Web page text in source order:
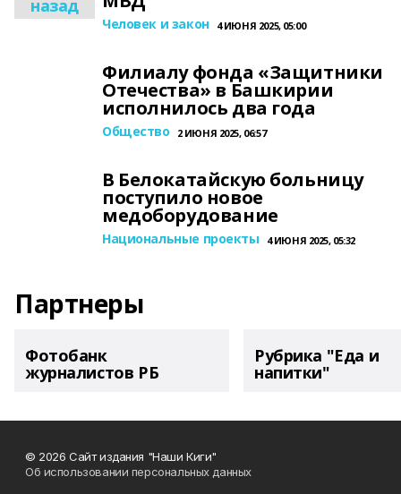
назад
Человек и закон 4 ИЮНЯ 2025, 05:00
Филиалу фонда «Защитники
Отечества» в Башкирии
исполнилось два года
Общество 2 ИЮНЯ 2025, 06:57
В Белокатайскую больницу
поступило новое
медоборудование
Национальные проекты 4 ИЮНЯ 2025, 05:32
Партнеры
Фотобанк
журналистов РБ
Рубрика "Еда и
напитки"
© 2026 Сайт издания "Наши Киги"
Об использовании персональных данных